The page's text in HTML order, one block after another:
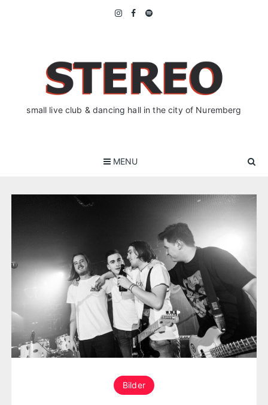
small live club & dancing hall in the city of Nuremberg
MENU
Bilder